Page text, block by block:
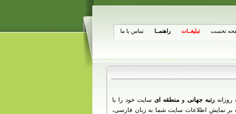
نخست تبلیغــات راهنمــا تماس با ما
رتبه جهانی و منطقه ای سایت خود را با